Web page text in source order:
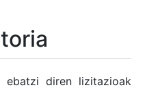
ebatzi diren lizitazioak